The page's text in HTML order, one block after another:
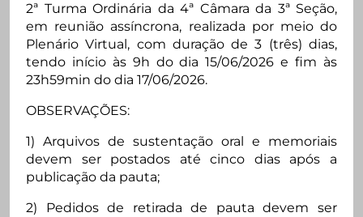
2ª Turma Ordinária da 4ª Câmara da 3ª Seção,
em reunião assíncrona, realizada por meio do
Plenário Virtual, com duração de 3 (três) dias,
tendo início às 9h do dia 15/06/2026 e fim às
23h59min do dia 17/06/2026.
OBSERVAÇÕES:
1) Arquivos de sustentação oral e memoriais
devem ser postados até cinco dias após a
publicação da pauta;
2) Pedidos de retirada de pauta devem ser